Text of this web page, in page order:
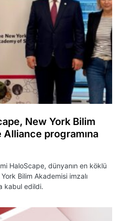
New York Bilim
programına
HaloScape, dünyanın en köklü
Bilim Akademisi imzalı
kabul edildi.